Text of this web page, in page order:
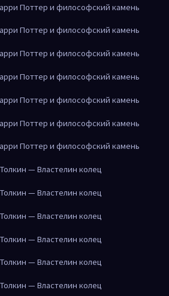
Поттер и философский камень
Поттер и философский камень
Поттер и философский камень
Поттер и философский камень
Поттер и философский камень
Поттер и философский камень
Поттер и философский камень
— Властелин колец
— Властелин колец
— Властелин колец
— Властелин колец
— Властелин колец
— Властелин колец